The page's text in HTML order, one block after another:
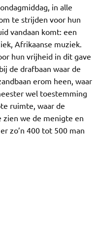
in alle
te strijden voor hun
vandaan komt: een
Afrikaanse muziek.
hun vrijheid in dit gave
de drafbaan waar de
erom heen, waar
wel toestemming
ruimte, waar de
zien we de menigte en
zo’n 400 tot 500 man